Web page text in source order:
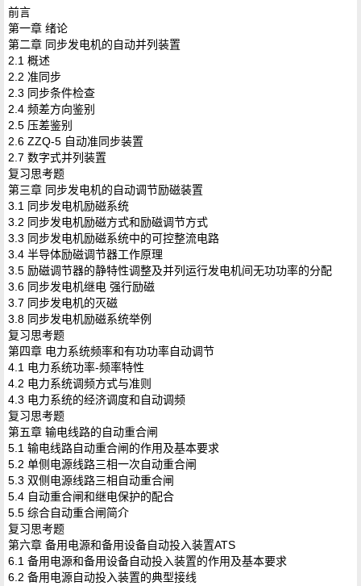
前言
第一章 绪论
第二章 同步发电机的自动并列装置
2.1 概述
2.2 准同步
2.3 同步条件检查
2.4 频差方向鉴别
2.5 压差鉴别
2.6 ZZQ-5 自动准同步装置
2.7 数字式并列装置
复习思考题
第三章 同步发电机的自动调节励磁装置
3.1 同步发电机励磁系统
3.2 同步发电机励磁方式和励磁调节方式
3.3 同步发电机励磁系统中的可控整流电路
3.4 半导体励磁调节器工作原理
3.5 励磁调节器的静特性调整及并列运行发电机间无功功率的分配
3.6 同步发电机继电 强行励磁
3.7 同步发电机的灭磁
3.8 同步发电机励磁系统举例
复习思考题
第四章 电力系统频率和有功功率自动调节
4.1 电力系统功率-频率特性
4.2 电力系统调频方式与准则
4.3 电力系统的经济调度和自动调频
复习思考题
第五章 输电线路的自动重合闸
5.1 输电线路自动重合闸的作用及基本要求
5.2 单侧电源线路三相一次自动重合闸
5.3 双侧电源线路三相自动重合闸
5.4 自动重合闸和继电保护的配合
5.5 综合自动重合闸简介
复习思考题
第六章 备用电源和备用设备自动投入装置ATS
6.1 备用电源和备用设备自动投入装置的作用及基本要求
6.2 备用电源自动投入装置的典型接线